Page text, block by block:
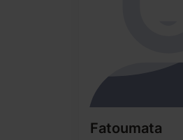
Fatoumata